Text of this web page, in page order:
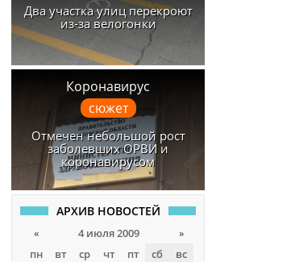
Два участка улиц перекроют
из-за велогонки
Коронавирус
сюжет
Отмечен небольшой рост
заболевших ОРВИ и
коронавирусом
АРХИВ НОВОСТЕЙ
« 4 июля 2009
»
пн
вт ср чт пт сб
вс